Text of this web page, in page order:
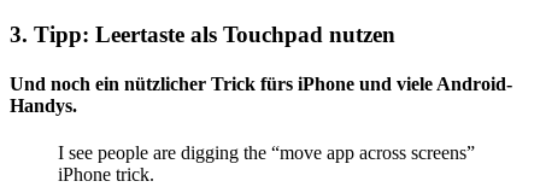
3. Tipp: Leertaste als Touchpad nutzen
Und noch ein nützlicher Trick fürs iPhone und viele Android-
Handys.
I see people are digging the “move app across screens”
iPhone trick.